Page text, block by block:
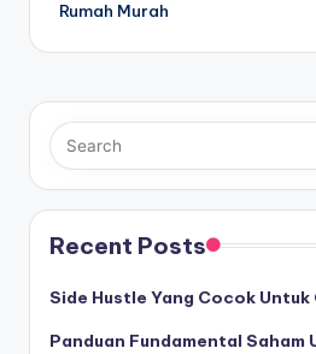
Rumah Murah
Recent Posts
Side Hustle Yang Cocok Untuk
Panduan Fundamental Saham